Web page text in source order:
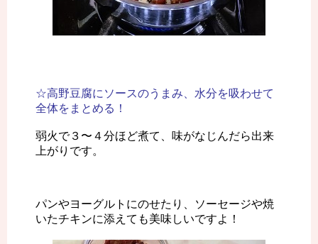
☆高野豆腐にソースのうまみ、水分を吸わせて
全体をまとめる！
弱火で３〜４分ほど煮て、味がなじんだら出来
上がりです。
パンやヨーグルトにのせたり、ソーセージや焼
いたチキンに添えても美味しいですよ！